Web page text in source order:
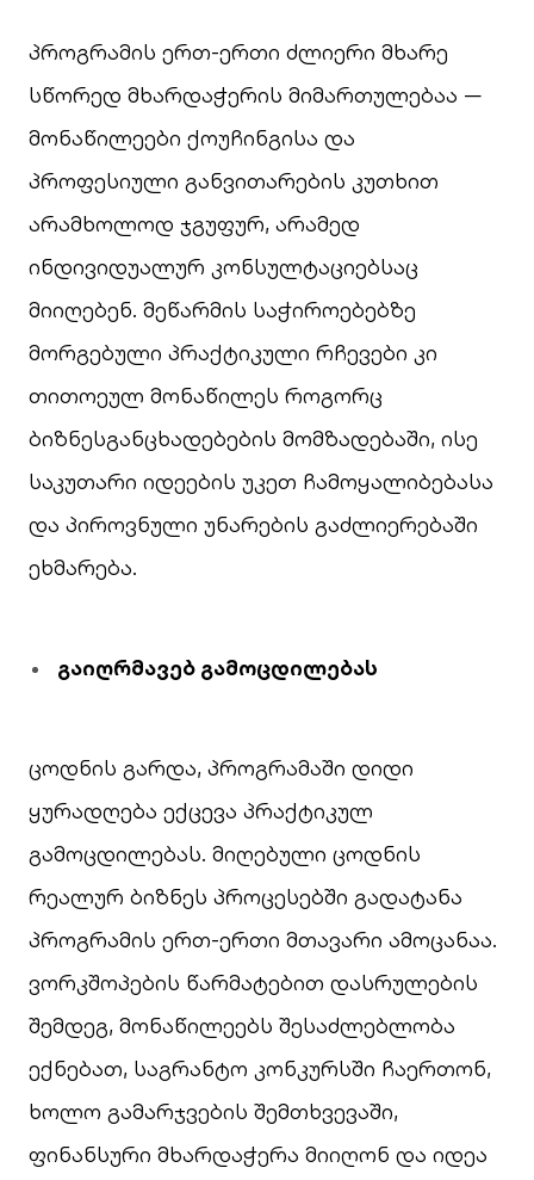
პროგრამის ერთ-ერთი ძლიერი მხარე
სწორედ მხარდაჭერის მიმართულებაა —
მონაწილეები ქოუჩინგისა და
პროფესიული განვითარების კუთხით
არამხოლოდ ჯგუფურ, არამედ
ინდივიდუალურ კონსულტაციებსაც
მიიღებენ. მეწარმის საჭიროებებზე
მორგებული პრაქტიკული რჩევები კი
თითოეულ მონაწილეს როგორც
ბიზნესგანცხადებების მომზადებაში, ისე
საკუთარი იდეების უკეთ ჩამოყალიბებასა
და პიროვნული უნარების გაძლიერებაში
ეხმარება.
გაიღრმავებ გამოცდილებას
ცოდნის გარდა, პროგრამაში დიდი
ყურადღება ექცევა პრაქტიკულ
გამოცდილებას. მიღებული ცოდნის
რეალურ ბიზნეს პროცესებში გადატანა
პროგრამის ერთ-ერთი მთავარი ამოცანაა.
ვორკშოპების წარმატებით დასრულების
შემდეგ, მონაწილეებს შესაძლებლობა
ექნებათ, საგრანტო კონკურსში ჩაერთონ,
ხოლო გამარჯვების შემთხვევაში,
ფინანსური მხარდაჭერა მიიღონ და იდეა